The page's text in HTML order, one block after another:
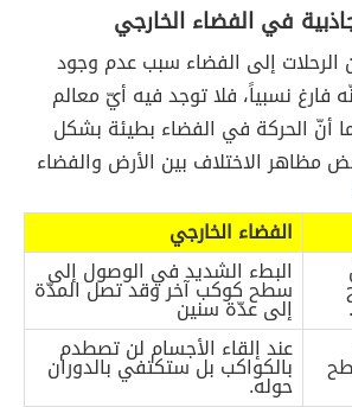
في الفضاء الخارجي
الرحلات إلى الفضاء سبب عدم وجود
فارغ نسبياً، فلا توجد فيه أيّ معالم
أنّ الحركة في الفضاء بطيئة بشكل
مظاهر الاختلاف بين الأرض والفضاء
الفضاء الخارجي
البطء الشديد في الوصول إلى
سطح كوكب آخر وقد تصل المدّة
إلى عدّة سنين
عند إلقاء الأجسام لن تصطدم
بالكواكب بل ستكتفي بالدوران
حوله.